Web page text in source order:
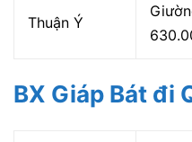
Thuận Ý
BX Giáp Bát đi